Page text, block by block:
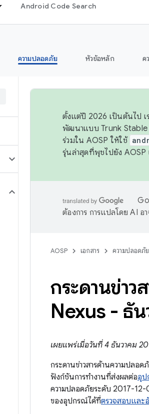
Android Code Search
ความปลอดภัย หัวข้อหลัก ค
ตั้งแต่ปี 2026 เป็นต้นไป เ
พัฒนาแบบ Trunk Stable
ร่วมใน AOSP ให้ใช้
รุ่นล่าสุดที่พุชไปยัง AOSP
ต้องการ การแปลโดย AI อ
AOSP เอกสาร ความปลอดภัย
กระดานข่า
Nexus - ธั
เผยแพร่เมื่อวันที่ 4 ธันวาคม
กระดานข่าวสารด้านความปลอ
ฟังก์ชันการทำงานที่ส่งผลต่ออุป
ความปลอดภัยระดับ 2017-
ของอุปกรณ์ได้ที่ตรวจสอบและ